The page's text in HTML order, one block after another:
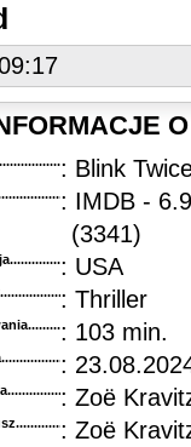
: Blink
: IMDB -
(3341)
: USA
: Thriller
: 103 min.
:
: Zoë
: Zoë